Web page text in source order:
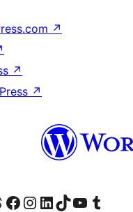
↗
↗
↗
de Mastodon
cuenta de Threads
Visita nuestra página de Facebook
Visita nuestra cuenta de Instagram
Visita nuestra cuenta de LinkedIn
Visita nuestra cuenta de TikTok
Visita nuestro canal de YouTube
Visita nuestra cuenta de Tumblr